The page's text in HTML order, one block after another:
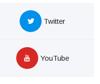
Twitter
YouTube